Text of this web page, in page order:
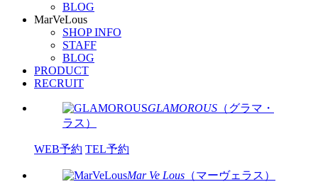
BLOG
MarVeLous
SHOP INFO
STAFF
BLOG
PRODUCT
RECRUIT
GLAMOROUS （グラマ・
ラス）
WEB予約 TEL予約
Mar Ve Lous （マーヴェラス）